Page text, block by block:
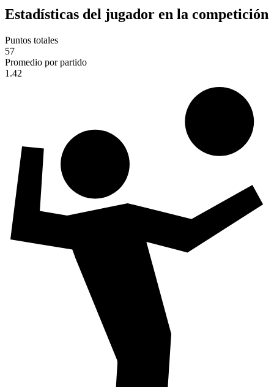
Estadísticas del jugador en la competición
Puntos totales
57
Promedio por partido
1.42